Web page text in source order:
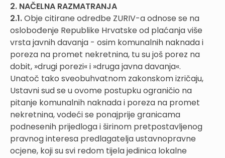
2. NAČELNA RAZMATRANJA
2.1.Obje citirane odredbe ZURIV-a odnose se na
oslobođenje Republike Hrvatske od plaćanja više
vrsta javnih davanja - osim komunalnih naknada i
poreza na promet nekretnina, tu su još porez na
dobit, »drugi porezi« i »druga javna davanja«.
Unatoč tako sveobuhvatnom zakonskom izričaju,
Ustavni sud se u ovome postupku ograničio na
pitanje komunalnih naknada i poreza na promet
nekretnina, vodeći se ponajprije granicama
podnesenih prijedloga i širinom pretpostavljenog
pravnog interesa predlagatelja ustavnopravne
ocjene, koji su svi redom tijela jedinica lokalne